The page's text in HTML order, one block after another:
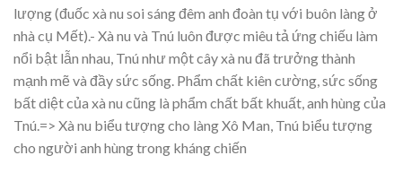
lượng (đuốc xà nu soi sáng đêm anh đoàn tụ với buôn làng ở
nhà cụ Mết).- Xà nu và Tnú luôn được miêu tả ứng chiếu làm
nổi bật lẫn nhau, Tnú như một cây xà nu đã trưởng thành
mạnh mẽ và đầy sức sống. Phẩm chất kiên cường, sức sống
bất diệt của xà nu cũng là phẩm chất bất khuất, anh hùng của
Tnú.=> Xà nu biểu tượng cho làng Xô Man, Tnú biểu tượng
cho người anh hùng trong kháng chiến